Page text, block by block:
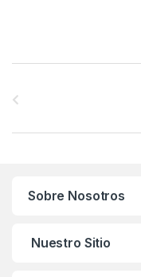
Sobre Nosotros
Nuestro Sitio